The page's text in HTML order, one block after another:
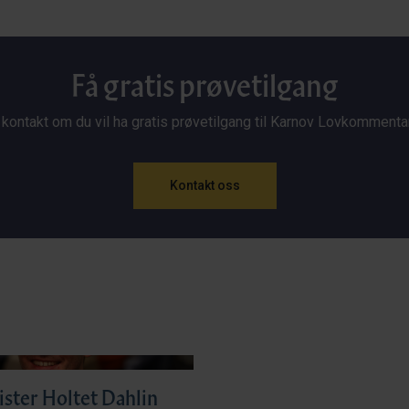
Få gratis prøvetilgang
kontakt om du vil ha gratis prøvetilgang til Karnov
Kontakt oss
Holtet Dahlin